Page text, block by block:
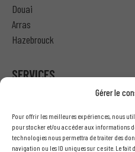
Gérer le
Pour offrir les meilleures expériences, nous
pour stocker et/ou accéder aux informations
technologies nous permettra de traiter des
navigation ou les ID uniques sur ce site. Le fait
Douai
Arras
Hazebrouck
SERVICES
Professionnel – J’ai besoin d’un
Nous écrire